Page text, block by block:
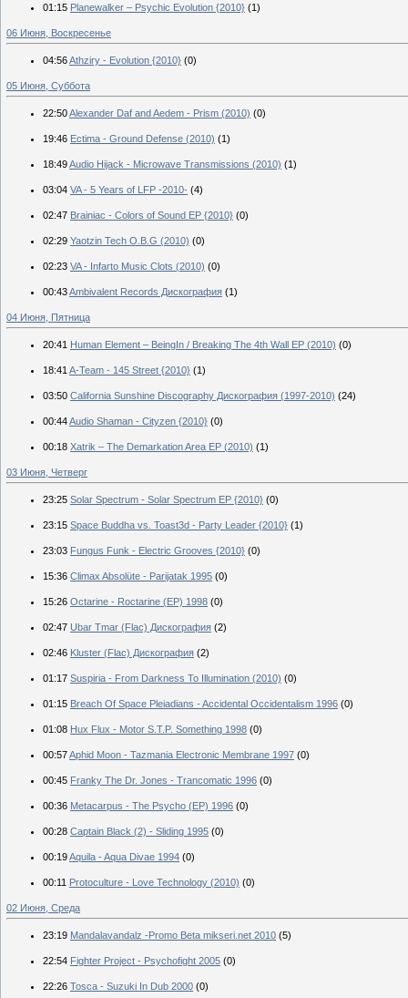
01:15 Planewalker – Psychic Evolution {2010} (1)
06 Июня, Воскресенье
04:56Athziry - Evolution {2010} (0)
05 Июня, Суббота
22:50Alexander Daf and Aedem - Prism (2010) (0)
19:46 Ectima - Ground Defense (2010) (1)
18:49Audio Hijack - Microwave Transmissions (2010) (1)
03:04 VA - 5 Years of LFP -2010- (4)
02:47 Brainiac - Colors of Sound EP {2010} (0)
02:29 Yaotzin Tech O.B.G (2010) (0)
02:23 VA - Infarto Music Clots (2010) (0)
00:43Ambivalent Records Дискография (1)
04 Июня, Пятница
20:41 Human Element – BeingIn / Breaking The 4th Wall EP (2010) (0)
18:41 A-Team - 145 Street {2010} (1)
03:50 California Sunshine Discography Дискография (1997-2010) (24)
00:44Audio Shaman - Cityzen {2010} (0)
00:18 Xatrik – The Demarkation Area EP (2010) (1)
03 Июня, Четверг
23:25 Solar Spectrum - Solar Spectrum EP {2010} (0)
23:15 Space Buddha vs. Toast3d - Party Leader {2010} (1)
23:03 Fungus Funk - Electric Grooves {2010} (0)
15:36 Climax Absolüte - Parijatak 1995 (0)
15:26 Octarine - Roctarine (EP) 1998 (0)
02:47 Ubar Tmar (Flac) Дискография (2)
02:46 Kluster (Flac) Дискография (2)
01:17 Suspiria - From Darkness To Illumination (2010) (0)
01:15 Breach Of Space Pleiadians - Accidental Occidentalism 1996 (0)
01:08 Hux Flux - Motor S.T.P. Something 1998 (0)
00:57Aphid Moon - Tazmania Electronic Membrane 1997 (0)
00:45 Franky The Dr. Jones - Trancomatic 1996 (0)
00:36 Metacarpus - The Psycho (EP) 1996 (0)
00:28 Captain Black (2) - Sliding 1995 (0)
00:19Aquila - Aqua Divae 1994 (0)
00:11 Protoculture - Love Technology (2010) (0)
02 Июня, Среда
23:19 Mandalavandalz -Promo Beta mikseri.net 2010 (5)
22:54 Fighter Project - Psychofight 2005 (0)
22:26 Tosca - Suzuki In Dub 2000 (0)